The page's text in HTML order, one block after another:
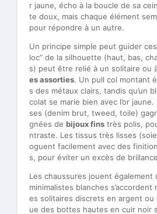
r jaune, écho à la boucle de sa
te doux, mais chaque élément
pour répondre à un autre.
Un principe simple peut guider
loc” de la silhouette (haut, bas,
s) peut être relié à un solitaire ou
es assorties. Un pull col montant
s des métaux clairs, tandis qu’un
colat se marie bien avec l’or
ses (denim brut, tweed, toile)
gnées de bijoux fins très polis,
ntraste. Les tissus très lisses
oguent facilement avec des
s, pour éviter un excès de
Les chaussures jouent également
minimalistes blanches
es solitaires discrets en argent ou
ue des bottes hautes en cuir noir